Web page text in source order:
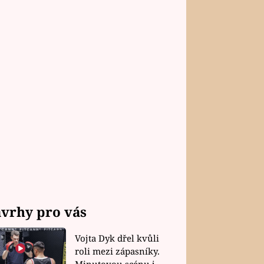
pro vás
Vojta Dyk dřel kvůli
roli mezi zápasníky.